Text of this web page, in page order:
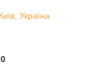
Україна